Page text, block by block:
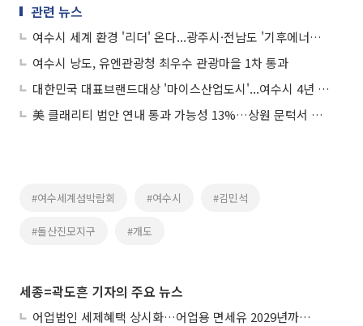
관련 뉴스
여수시 세계 환경 '리더' 온다...광주시·전남도 '기후에너지 대전'
여수시 낭도, 유엔관광청 최우수 관광마을 1차 통과
대한민국 대표브랜드대상 '마이스산업도시'...여수시 4년 연속 1위
美 클래리티 법안 연내 통과 가능성 13%…상원 문턱서 제동
#여수세계섬박람회 #여수시 #김민석
#돌산진모지구 #개도
세종=곽도흔 기자의 주요 뉴스
어업법인 세제혜택 상시화…어업용 면세유 2029년까지 연장